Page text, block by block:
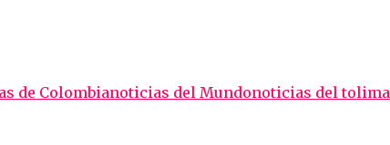
de Colombianoticias del Mundonoticias del tolima